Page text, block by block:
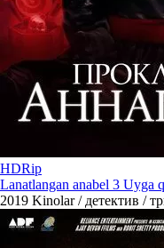
HDRip
Lanatlangan anabel 3 Uyga
2019 Kinolar / детектив /